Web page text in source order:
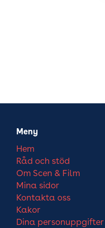
Meny
Hem
Råd och stöd
Om Scen & Film
Mina sidor
Kontakta oss
Kakor
Dina personuppgifter